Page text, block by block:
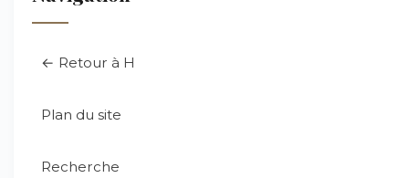
← Retour à H
Plan du site
Recherche